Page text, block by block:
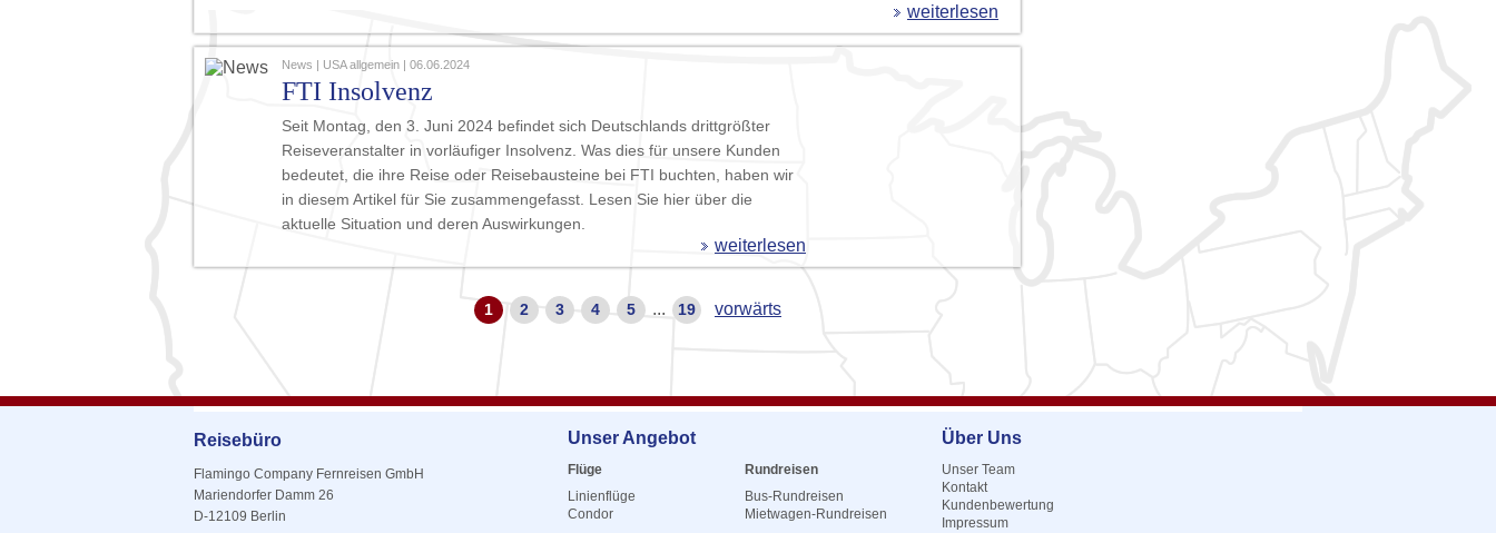
weiterlesen
News | USA allgemein | 06.06.2024
FTI Insolvenz
Seit Montag, den 3. Juni 2024 befindet sich Deutschlands drittgrößter
Reiseveranstalter in vorläufiger Insolvenz. Was dies für unsere Kunden
bedeutet, die ihre Reise oder Reisebausteine bei FTI buchten, haben wir
in diesem Artikel für Sie zusammengefasst. Lesen Sie hier über die
aktuelle Situation und deren Auswirkungen.
weiterlesen
1 2 3 4 5 ... 19 vorwärts
Reisebüro
Flamingo Company Fernreisen GmbH
Mariendorfer Damm 26
D-12109 Berlin
Unser Angebot
Flüge
Linienflüge
Condor
Rundreisen
Bus-Rundreisen
Mietwagen-Rundreisen
Über Uns
Unser Team
Kontakt
Kundenbewertung
Impressum